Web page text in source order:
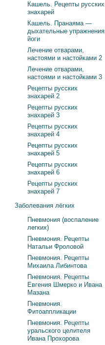
Кашель. Рецепты русских
знахарей
Кашель. Пранаяма —
дыхательные упражнения
йоги
Лечение отварами,
настоями и настойками 2
Лечение отварами,
настоями и настойками 3
Рецепты русских
знахарей 2
Рецепты русских
знахарей 3
Рецепты русских
знахарей 4
Рецепты русских
знахарей 5
Рецепты русских
знахарей 6
Рецепты русских
знахарей 7
Заболевания лёгких
Пневмония (воспаление
легких)
Пневмония. Рецепты
Натальи Фроловой
Пневмония. Рецепты
Михаила Либинтова
Пневмония. Рецепты
Евгения Шмерко и Ивана
Мазана
Пневмония.
Фитоаппликации
Пневмония. Рецепты
уральского целителя
Ивана Прохорова